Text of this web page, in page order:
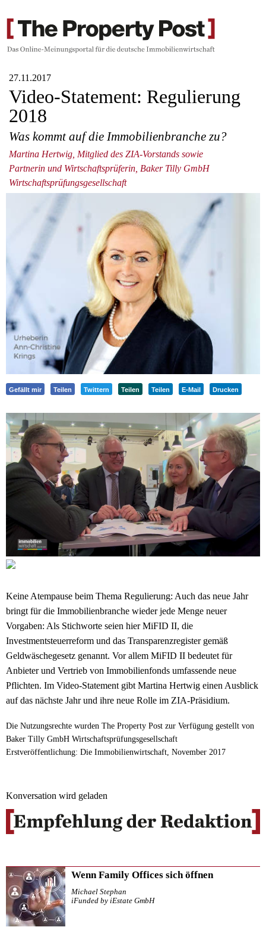
27.11.2017
Video-Statement: Regulierung
2018
Was kommt auf die Immobilienbranche zu?
Martina Hertwig, Mitglied des ZIA-Vorstands sowie
Partnerin und Wirtschaftsprüferin, Baker Tilly GmbH
Wirtschaftsprüfungsgesellschaft
Gefällt mir Teilen Twittern Teilen Teilen E-Mail Drucken
Keine Atempause beim Thema Regulierung: Auch das neue Jahr
bringt für die Immobilienbranche wieder jede Menge neuer
Vorgaben: Als Stichworte seien hier MiFID II, die
Investmentsteuerreform und das Transparenzregister gemäß
Geldwäschegesetz genannt. Vor allem MiFID II bedeutet für
Anbieter und Vertrieb von Immobilienfonds umfassende neue
Pflichten. Im Video-Statement gibt Martina Hertwig einen Ausblick
auf das nächste Jahr und ihre neue Rolle im ZIA-Präsidium.
Die Nutzungsrechte wurden The Property Post zur Verfügung gestellt von
Baker Tilly GmbH Wirtschaftsprüfungsgesellschaft
Erstveröffentlichung: Die Immobilienwirtschaft, November 2017
Konversation wird geladen
Wenn Family Offices sich öffnen
Michael Stephan
iFunded by iEstate GmbH